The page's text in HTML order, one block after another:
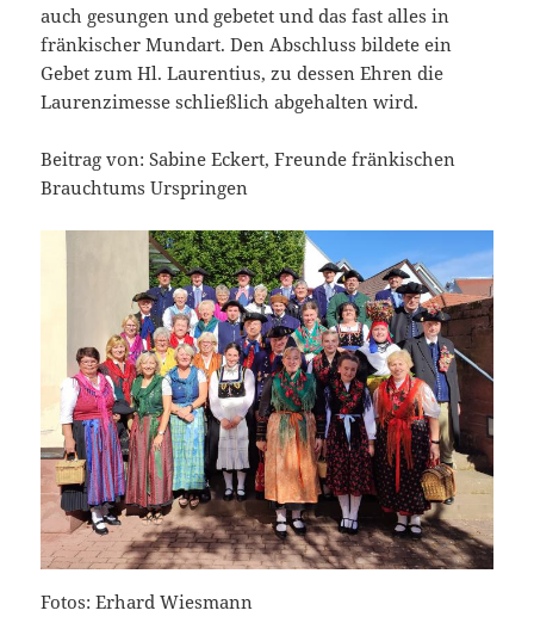
auch gesungen und gebetet und das fast alles in
fränkischer Mundart. Den Abschluss bildete ein
Gebet zum Hl. Laurentius, zu dessen Ehren die
Laurenzimesse schließlich abgehalten wird.
Beitrag von: Sabine Eckert, Freunde fränkischen
Brauchtums Urspringen
Fotos: Erhard Wiesmann